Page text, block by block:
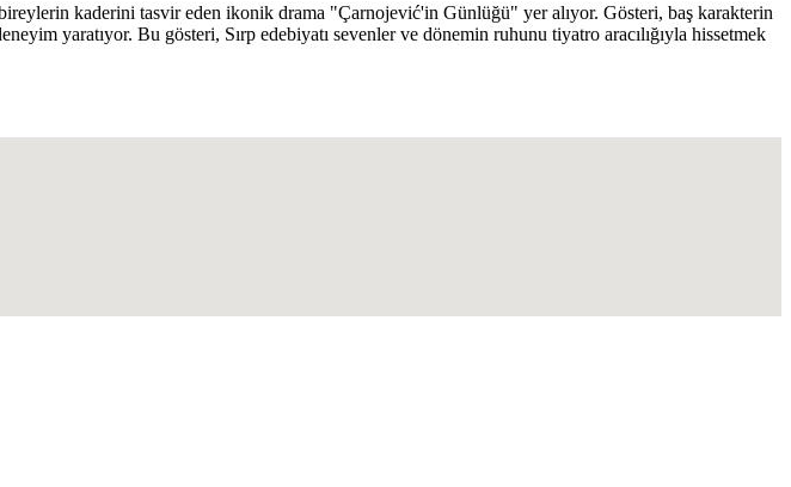
kaderini tasvir eden ikonik drama "Çarnojević'in Günlüğü" yer alıyor. Gösteri, baş karakterin
yaratıyor. Bu gösteri, Sırp edebiyatı sevenler ve dönemin ruhunu tiyatro aracılığıyla hissetmek